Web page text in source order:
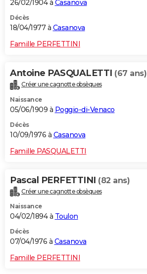
26/02/1904 à Casanova
Décès
18/04/1977 à Casanova
Famille PERFETTINI
Antoine PASQUALETTI (67 ans)
Créer une cagnotte obsèques
Naissance
05/06/1909 à Poggio-di-Venaco
Décès
10/09/1976 à Casanova
Famille PASQUALETTI
Pascal PERFETTINI (82 ans)
Créer une cagnotte obsèques
Naissance
04/02/1894 à Toulon
Décès
07/04/1976 à Casanova
Famille PERFETTINI